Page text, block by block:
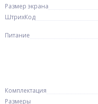
Размер экрана
ШтрихКод
Питание
Комплектация
Размеры